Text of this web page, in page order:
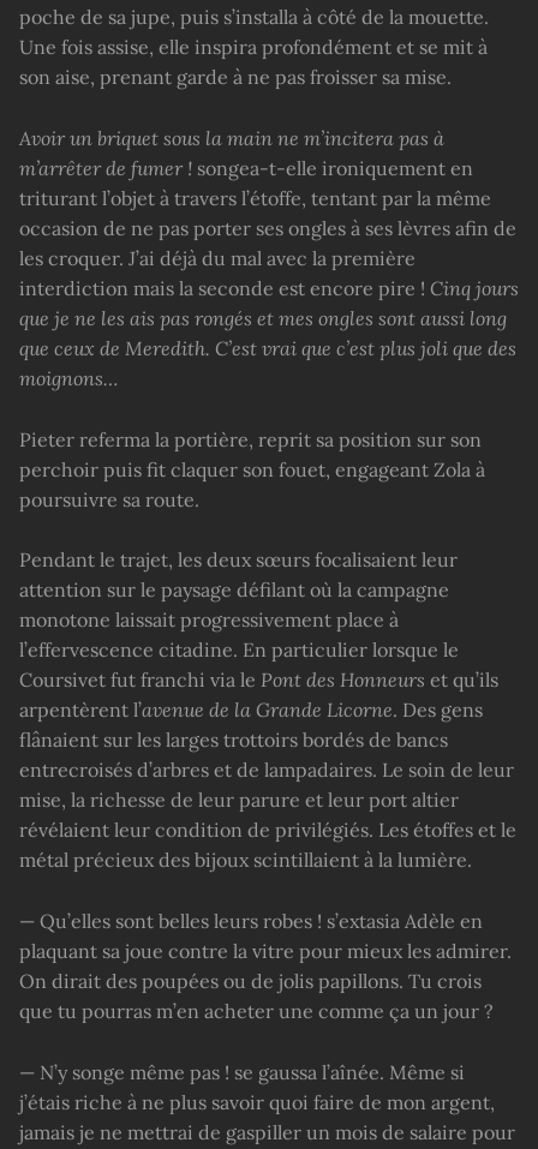
poche de sa jupe, puis s’installa à côté de la mouette.
Une fois assise, elle inspira profondément et se mit à
son aise, prenant garde à ne pas froisser sa mise.
Avoir un briquet sous la main ne m’incitera pas à
m’arrêter de fumer ! songea-t-elle ironiquement en
triturant l’objet à travers l’étoffe, tentant par la même
occasion de ne pas porter ses ongles à ses lèvres afin de
les croquer. J’ai déjà du mal avec la première
interdiction mais la seconde est encore pire ! Cinq jours
que je ne les ais pas rongés et mes ongles sont aussi long
que ceux de Meredith. C’est vrai que c’est plus joli que des
moignons…
Pieter referma la portière, reprit sa position sur son
perchoir puis fit claquer son fouet, engageant Zola à
poursuivre sa route.
Pendant le trajet, les deux sœurs focalisaient leur
attention sur le paysage défilant où la campagne
monotone laissait progressivement place à
l’effervescence citadine. En particulier lorsque le
Coursivet fut franchi via le Pont des Honneurs et qu’ils
arpentèrent l’avenue de la Grande Licorne. Des gens
flânaient sur les larges trottoirs bordés de bancs
entrecroisés d’arbres et de lampadaires. Le soin de leur
mise, la richesse de leur parure et leur port altier
révélaient leur condition de privilégiés. Les étoffes et le
métal précieux des bijoux scintillaient à la lumière.
— Qu’elles sont belles leurs robes ! s’extasia Adèle en
plaquant sa joue contre la vitre pour mieux les admirer.
On dirait des poupées ou de jolis papillons. Tu crois
que tu pourras m’en acheter une comme ça un jour ?
— N’y songe même pas ! se gaussa l’aînée. Même si
j’étais riche à ne plus savoir quoi faire de mon argent,
jamais je ne mettrai de gaspiller un mois de salaire pour